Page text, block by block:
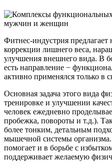
Фитнес-индустрия
коррекции лишнего веса,
улучшения внешнего вида. В
есть направление −
активно применялся только в
Основная задача этого вида
тренировке и улучшении
человек ежедневно
пробежка, повороты и т.д.).
более тонким, детальным
мышечной системы
помогает и в борьбе с
поддерживает желаемую